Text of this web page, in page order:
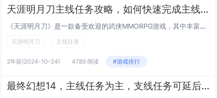
天涯明月刀主线任务攻略，如何快速完成主线剧情
《天涯明月刀》是一款备受欢迎的武侠MMORPG游戏，其中丰富的主线任务是玩家体验游戏世界观和剧情的重要途径。为了帮助玩家更高效地完成主线剧情，以下是一些实用的攻略建议：合理安排时间，利用游戏内的自动寻路功能，减少跑图时间；加入一个活跃的帮派...
天涯明月刀 主线任务
2年前(2024-10-24) 4789 阅读 #游戏排行
最终幻想14，主线任务为主，支线任务可延后处理，确保尽早解锁副本和团队活动